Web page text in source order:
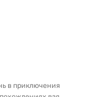
в приключения